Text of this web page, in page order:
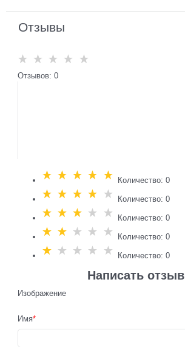
Отзывы
Отзывов: 0
Количество: 0
Количество: 0
Количество: 0
Количество: 0
Количество: 0
Написать отзыв
Изображение
Имя